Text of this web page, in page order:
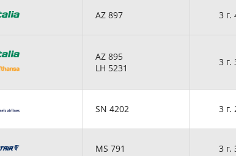
AZ 897 3 г.
AZ 895
LH 5231
3 г.
SN 4202 3 г.
MS 791 3 г.